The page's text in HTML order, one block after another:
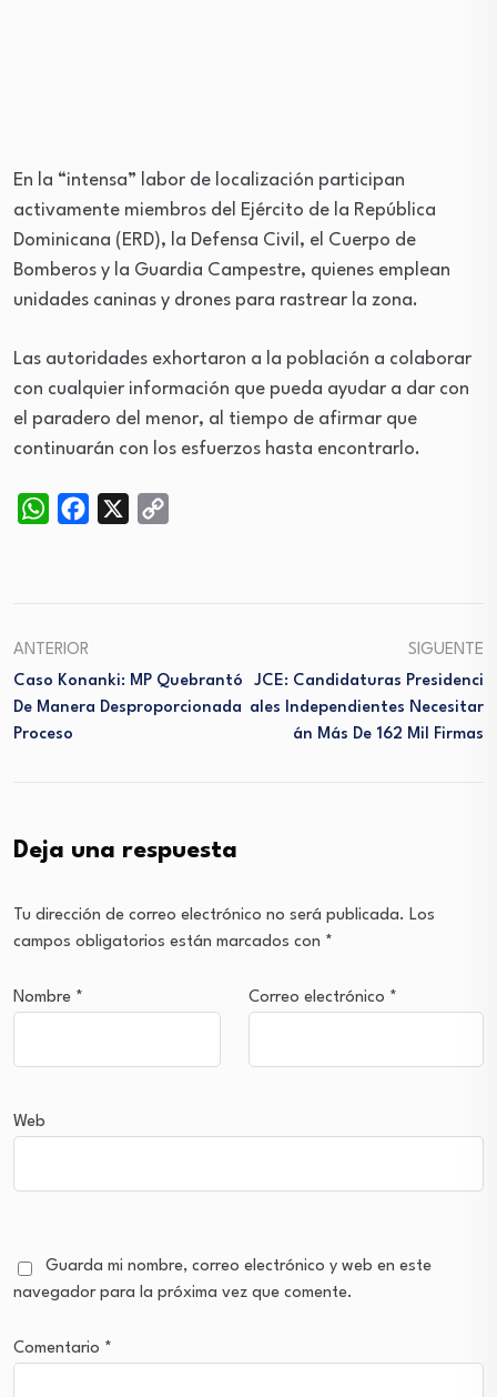
En la “intensa” labor de localización participan
activamente miembros del Ejército de la República
Dominicana (ERD), la Defensa Civil, el Cuerpo de
Bomberos y la Guardia Campestre, quienes emplean
unidades caninas y drones para rastrear la zona.
Las autoridades exhortaron a la población a colaborar
con cualquier información que pueda ayudar a dar con
el paradero del menor, al tiempo de afirmar que
continuarán con los esfuerzos hasta encontrarlo.
WhatsAppFacebook
ANTERIOR
Caso Konanki: MP Quebrantó
De Manera Desproporcionada
Proceso
SIGUENTE
JCE: Candidaturas Presidenci
Ales Independientes Necesitar
Án Más De 162 Mil Firmas
Deja una respuesta
Tu dirección de correo electrónico no será publicada. Los
campos obligatorios están marcados con *
Nombre * Correo electrónico *
Web
Guarda mi nombre, correo electrónico y web en este
navegador para la próxima vez que comente.
Comentario *